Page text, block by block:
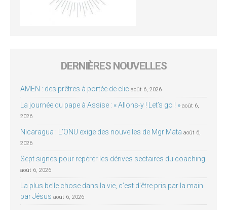
DERNIÈRES NOUVELLES
AMEN : des prêtres à portée de clic août 6, 2026
La journée du pape à Assise : « Allons-y ! Let’s go ! » août 6,
2026
Nicaragua : L’ONU exige des nouvelles de Mgr Mata août 6,
2026
Sept signes pour repérer les dérives sectaires du coaching
août 6, 2026
La plus belle chose dans la vie, c’est d’être pris par la main
par Jésus août 6, 2026